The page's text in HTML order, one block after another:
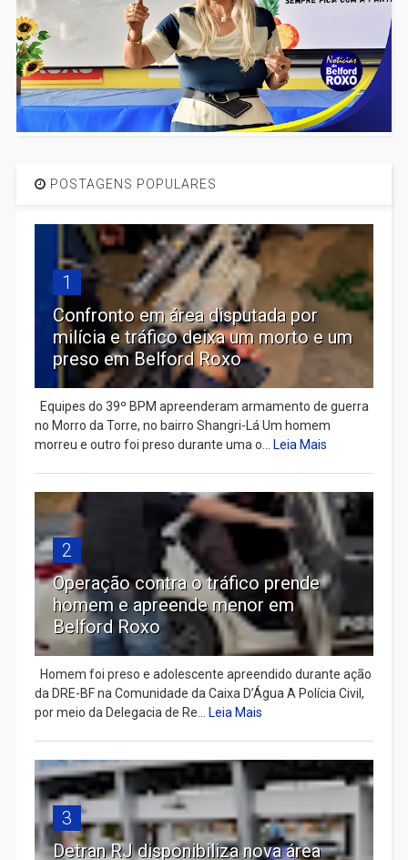
POSTAGENS POPULARES
1
Confronto em área disputada por
milícia e tráfico deixa um morto e um
preso em Belford Roxo
Equipes do 39º BPM apreenderam armamento de guerra
no Morro da Torre, no bairro Shangri-Lá Um homem
morreu e outro foi preso durante uma o...
Leia Mais
2
Operação contra o tráfico prende
homem e apreende menor em
Belford Roxo
Homem foi preso e adolescente apreendido durante ação
da DRE-BF na Comunidade da Caixa D’Água A Polícia Civil,
por meio da Delegacia de Re...
Leia Mais
3
Detran RJ disponibiliza nova área